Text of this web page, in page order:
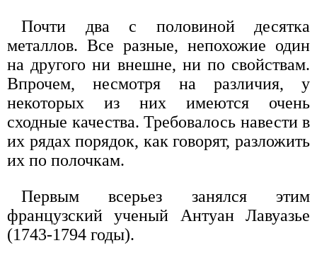
Почти два с половиной десятка
металлов. Все разные, непохожие один
на другого ни внешне, ни по свойствам.
Впрочем, несмотря на различия, у
некоторых из них имеются очень
сходные качества. Требовалось навести в
их рядах порядок, как говорят, разложить
их по полочкам.
Первым всерьез занялся этим
французский ученый Антуан Лавуазье
(1743-1794 годы).